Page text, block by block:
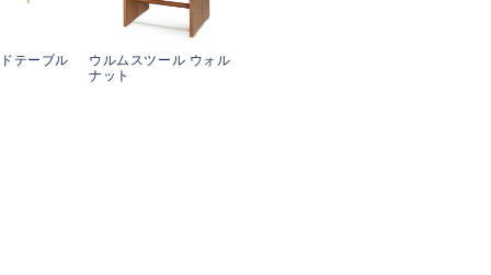
テーブル
ウルムスツール ウォル
ナット